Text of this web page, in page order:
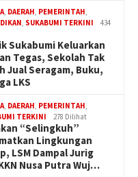
, DAERAH, PEMERINTAH,
, SUKABUMI TERKINI
434
Sukabumi Keluarkan
Tegas, Sekolah Tak
Jual Seragam, Buku,
LKS
, DAERAH, PEMERINTAH,
TERKINI
278 Dilihat
“Selingkuh”
Lingkungan
LSM Dampal Jurig
Nusa Putra Wuj…